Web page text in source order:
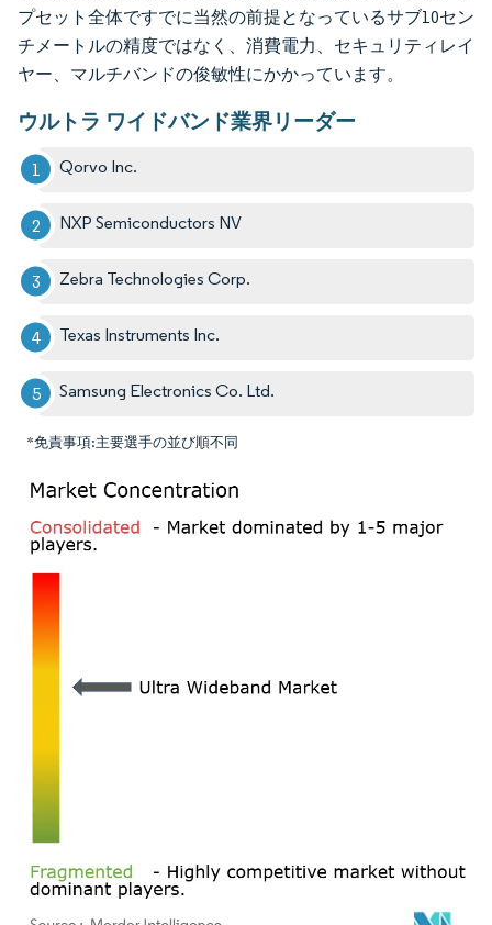
プセット全体ですでに当然の前提となっているサブ10セン
チメートルの精度ではなく、消費電力、セキュリティレイ
ヤー、マルチバンドの俊敏性にかかっています。
ウルトラ ワイドバンド業界リーダー
Qorvo Inc.
NXP Semiconductors NV
Zebra Technologies Corp.
Texas Instruments Inc.
Samsung Electronics Co. Ltd.
*免責事項:主要選手の並び順不同